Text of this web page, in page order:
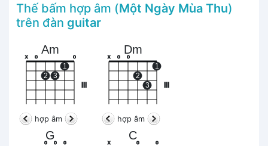
Thế bấm hợp âm (Một Ngày Mùa Thu)
trên đàn guitar
Am
x o
2 3
1
o
hợp âm
Dm
x o o
2
3
1
hợp âm
G
o o o
C
x o o